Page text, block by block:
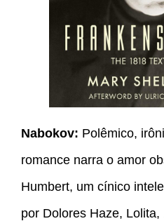
Nabokov: Polêmico,
romance narra o amor
Humbert, um cínico
por Dolores Haze,